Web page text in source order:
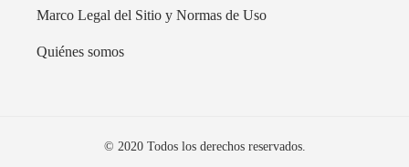
Marco Legal del Sitio y Normas de Uso
Quiénes somos
© 2020 Todos los derechos reservados.